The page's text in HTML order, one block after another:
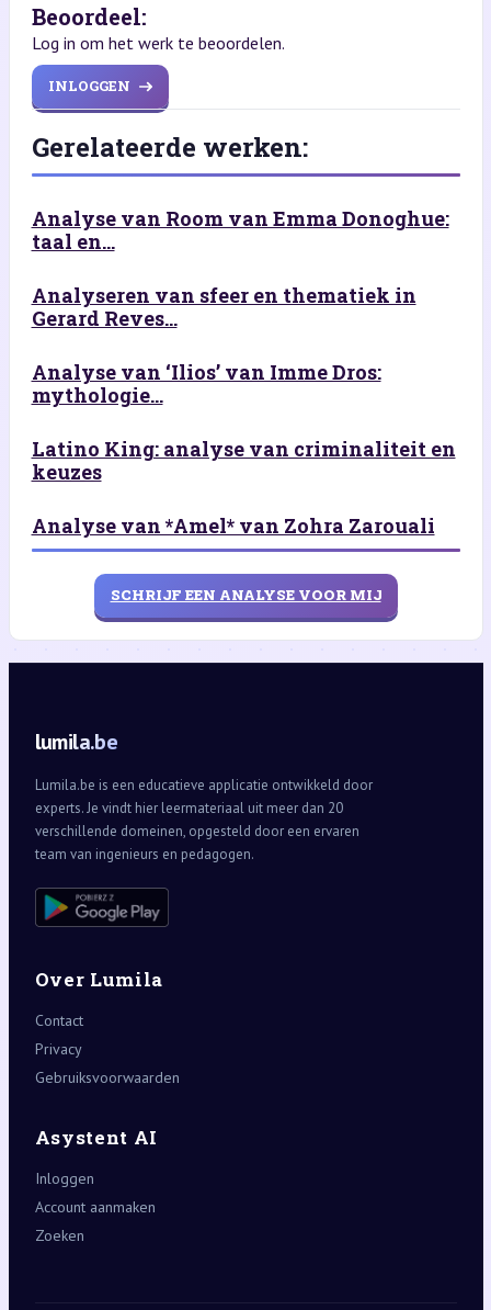
Beoordeel:
Log in om het werk te beoordelen.
INLOGGEN
Gerelateerde werken:
Analyse van Room van Emma Donoghue:
taal en...
Analyseren van sfeer en thematiek in
Gerard Reves...
Analyse van ‘Ilios’ van Imme Dros:
mythologie...
Latino King: analyse van criminaliteit en
keuzes
Analyse van *Amel* van Zohra Zarouali
SCHRIJF EEN ANALYSE VOOR MIJ
lumila.be
Lumila.be is een educatieve applicatie ontwikkeld door
experts. Je vindt hier leermateriaal uit meer dan 20
verschillende domeinen, opgesteld door een ervaren
team van ingenieurs en pedagogen.
Over Lumila
Contact
Privacy
Gebruiksvoorwaarden
Asystent AI
Inloggen
Account aanmaken
Zoeken